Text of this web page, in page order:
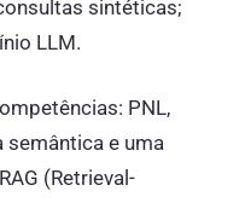
sintéticas;
LLM.
PNL,
semântica e uma
(Retrieval-